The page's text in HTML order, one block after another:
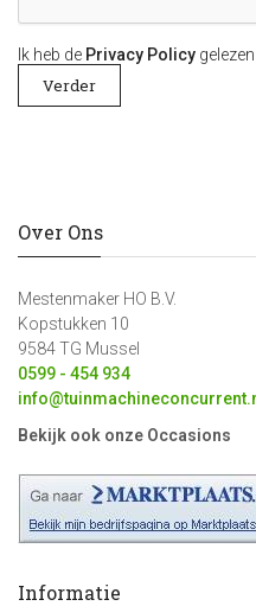
Ik heb de Privacy Policy
Over Ons
Mestenmaker HO B.V.
Kopstukken 10
9584 TG Mussel
0599 - 454 934
Bekijk ook onze Occasions
Informatie